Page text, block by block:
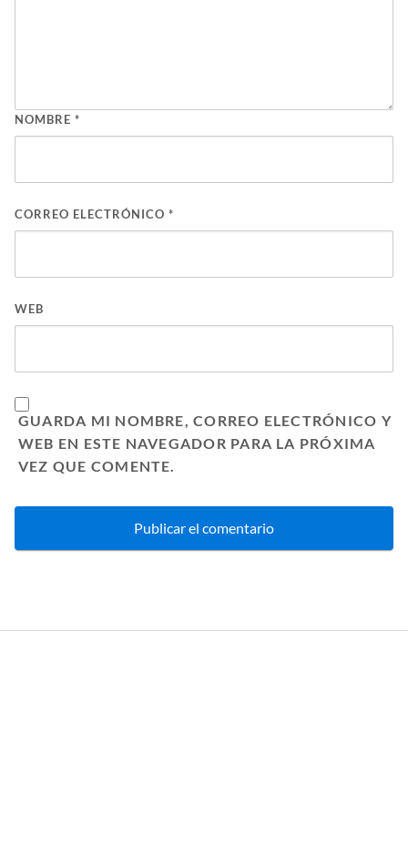
NOMBRE *
CORREO ELECTRÓNICO *
WEB
GUARDA MI NOMBRE, CORREO ELECTRÓNICO Y
WEB EN ESTE NAVEGADOR PARA LA PRÓXIMA
VEZ QUE COMENTE.